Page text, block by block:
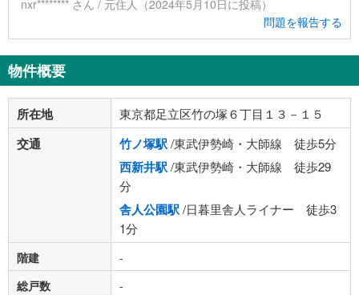
nxr******** さん / 元住人（2024年5月10日に投稿）
問題を報告する
物件概要
所在地 東京都足立区竹の塚６丁目１３－１５
交通 竹ノ塚駅/東武伊勢崎・大師線 徒歩5分
西新井駅/東武伊勢崎・大師線 徒歩29
分
舎人公園駅/日暮里舎人ライナー 徒歩3
1分
階建
-
総戸数
-